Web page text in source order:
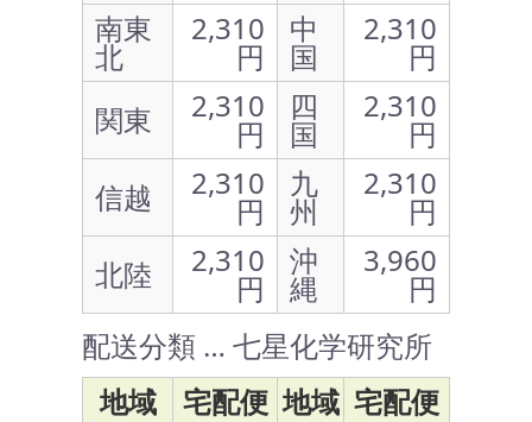
南東
北
2,310
円
中
国
2,310
円
関東
2,310
円
四
国
2,310
円
信越
2,310
円
九
州
2,310
円
北陸
2,310
円
沖
縄
3,960
円
配送分類 … 七星化学研究所
地域
宅配便 地域 宅配便